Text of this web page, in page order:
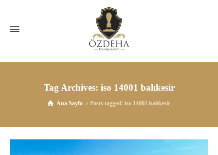
Tag Archives: iso 14001 balıkesir
Ana Sayfa Posts tagged: iso 14001 balıkesir